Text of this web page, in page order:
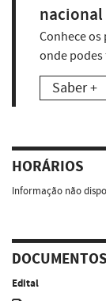
Conhece
onde
Saber +
HORÁRIOS
Informação não
DOCUMENTOS
Edital